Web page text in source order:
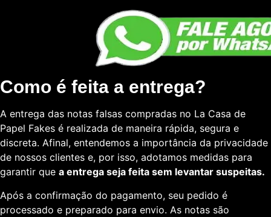
Como é feita a entrega?
A entrega das notas falsas compradas no La Casa de
Papel Fakes é realizada de maneira rápida, segura e
discreta. Afinal, entendemos a importância da privacidade
de nossos clientes e, por isso, adotamos medidas para
garantir que a entrega seja feita sem levantar suspeitas.
Após a confirmação do pagamento, seu pedido é
processado e preparado para envio. As notas são